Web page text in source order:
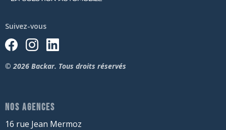
Suivez-vous
© 2026 Backar. Tous droits réservés
NOS AGENCES
16 rue Jean Mermoz